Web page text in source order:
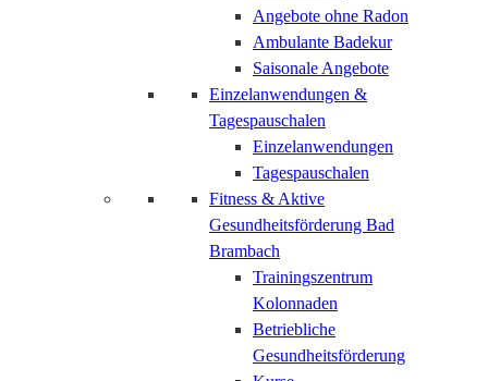
Angebote ohne Radon
Ambulante Badekur
Saisonale Angebote
Einzelanwendungen &
Tagespauschalen
Einzelanwendungen
Tagespauschalen
Fitness & Aktive
Gesundheitsförderung Bad
Brambach
Trainingszentrum
Kolonnaden
Betriebliche
Gesundheitsförderung